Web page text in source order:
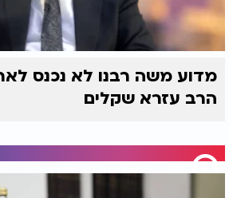
מדוע משה רבנו לא נכנס
הרב עזרא שקלים